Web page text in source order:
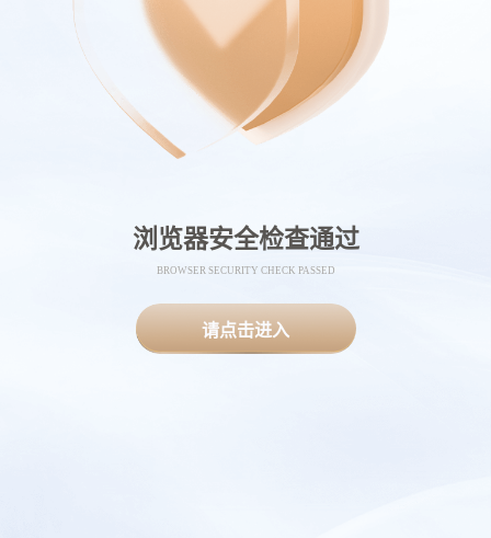
浏览器安全检查通过
BROWSER SECURITY CHECK PASSED
请点击进入